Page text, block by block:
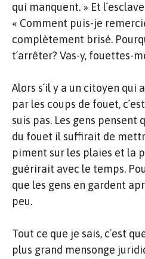
qui manquent. » Et
« Comment puis-je
complètement brisé.
t’arrêter? Vas-y, fouettes-
Alors s´il y a un citoyen qui
par les coups de fouet,
suis pas. Les gens pensent
du fouet il suffirait de
piment sur les plaies et la
guérirait avec le temps.
que les gens en gardent
peu.
Tout ce que je sais, c´est
plus grand mensonge